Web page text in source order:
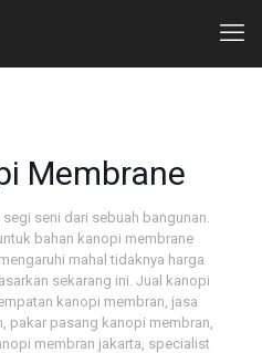
Membrane
seni dari sebuah bangunan.
bahan kanopi membrane
mahal tidaknya harga
sekarang ini. Jual kanopi
kanopi membran, jasa
pakar pasang kanopi membran,
membran jakarta, specialist